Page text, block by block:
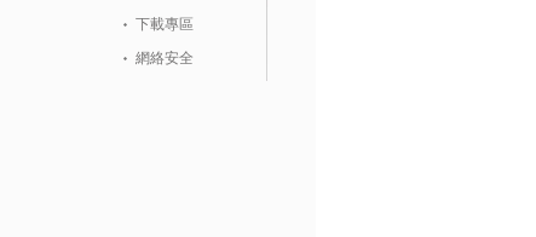
下載專區
網絡安全